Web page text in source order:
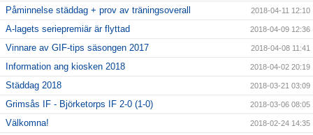
Påminnelse städdag + prov av träningsoverall 2018-04-11 12:10
A-lagets seriepremiär är flyttad 2018-04-09 12:36
Vinnare av GIF-tips säsongen 2017 2018-04-08 11:41
Information ang kiosken 2018 2018-04-02 20:19
Städdag 2018 2018-03-21 03:09
Grimsås IF - Björketorps IF 2-0 (1-0) 2018-03-06 08:05
Välkomna! 2018-02-24 14:35